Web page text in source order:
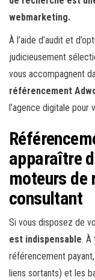
webmarketing.
À l’aide d’audit et
judicieusement
vous accompagnent
référencement
l’agence digitale
apparaître
moteurs de
consultant
Si vous disposez de
est indispensable. À
référencement
liens sortants) et les